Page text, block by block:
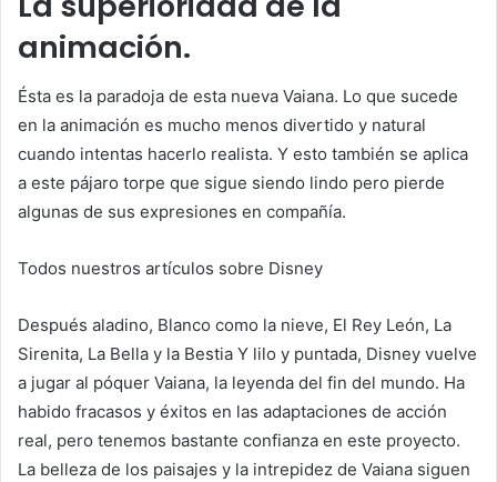
animación.
Ésta es la paradoja de esta nueva Vaiana. Lo que sucede
en la animación es mucho menos divertido y natural
cuando intentas hacerlo realista. Y esto también se aplica
a este pájaro torpe que sigue siendo lindo pero pierde
algunas de sus expresiones en compañía.
Todos nuestros artículos sobre Disney
Después aladino, Blanco como la nieve, El Rey León, La
Sirenita, La Bella y la Bestia Y lilo y puntada, Disney vuelve
a jugar al póquer Vaiana, la leyenda del fin del mundo. Ha
habido fracasos y éxitos en las adaptaciones de acción
real, pero tenemos bastante confianza en este proyecto.
La belleza de los paisajes y la intrepidez de Vaiana siguen